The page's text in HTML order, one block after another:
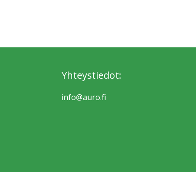
Yhteystiedot:
info@auro.fi